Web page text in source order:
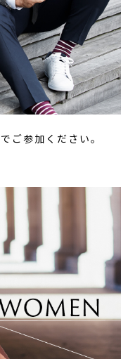
ご参加ください。